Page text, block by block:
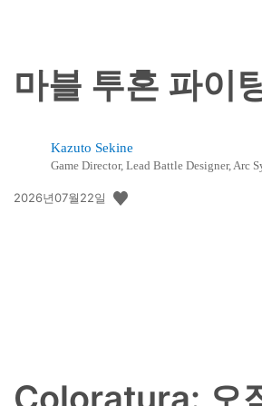
마블 투혼 파이
Kazuto Sekine
Game Director, Lead Battle Designer, Arc
공
2026년07월22일